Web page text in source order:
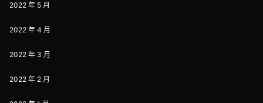
2022 年 5 月
2022 年 4 月
2022 年 3 月
2022 年 2 月